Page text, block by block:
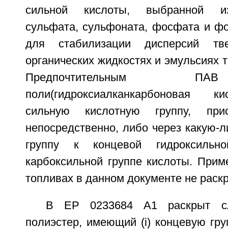
сильной кислоты, выбранной
сульфата, сульфоната, фосфата и
для стабилизации дисперсий
органических жидкостях и эмульсиях
Предпочтительным
поли(гидроксиалканкарбоновая
сильную кислотную группу,
непосредственно, либо через какую-
группу к концевой
карбоксильной группе кислоты.
топливах в данном документе не
В ЕР 0233684 А1 раскрыт
полиэстер, имеющий (i) концевую